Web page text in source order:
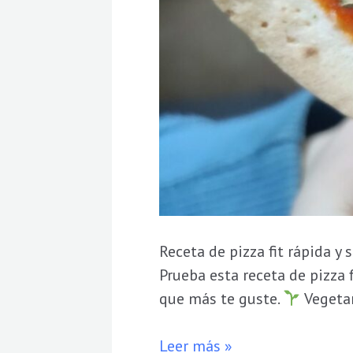
Receta de pizza fit rápida y
Prueba esta receta de
que más te guste.
Leer más »